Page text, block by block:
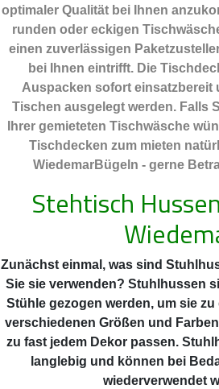
optimaler Qualität bei Ihnen
runden oder eckigen
einen zuverlässigen
bei Ihnen eintrifft. Die
Auspacken sofort einsatzbereit
Tischen ausgelegt werden. Falls
Ihrer gemieteten Tischwäsche
Tischdecken zum mieten
WiedemarBügeln - gerne
Stehtisch
Zunächst einmal, was sind
Sie sie verwenden? Stuhlhussen
Stühle gezogen werden, um sie
verschiedenen Größen und
zu fast jedem Dekor passen.
langlebig und können bei
wiederverwendet